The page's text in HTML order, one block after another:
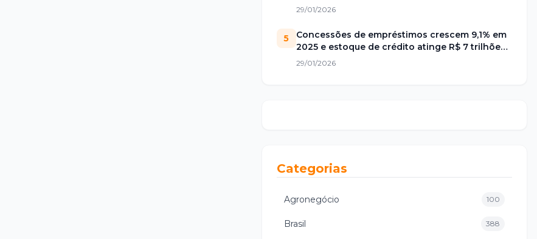
29/01/2026
5
Concessões de empréstimos crescem 9,1% em
2025 e estoque de crédito atinge R$ 7 trilhões
no Brasil
29/01/2026
Categorias
Agronegócio 100
Brasil 388